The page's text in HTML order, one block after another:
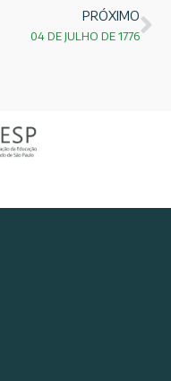
PRÓXIMO
04 DE JULHO DE 1776